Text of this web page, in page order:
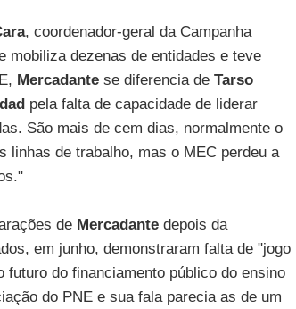
, coordenador-geral da Campanha
mobiliza dezenas de entidades e teve
Mercadante se diferencia de Tarso
pela falta de capacidade de liderar
São mais de cem dias, normalmente o
linhas de trabalho, mas o MEC perdeu a
de Mercadante depois da
em junho, demonstraram falta de "jogo
do financiamento público do ensino
do PNE e sua fala parecia as de um